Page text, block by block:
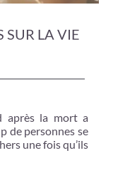
SUR LA VIE
après la mort a
de personnes se
une fois qu’ils